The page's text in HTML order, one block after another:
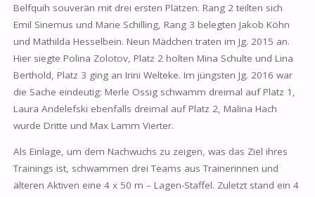
Belfquih souverän mit drei ersten Plätzen. Rang 2 teilten sich
Emil Sinemus und Marie Schilling, Rang 3 belegten Jakob Köhn
und Mathilda Hesselbein. Neun Mädchen traten im Jg. 2015 an.
Hier siegte Polina Zolotov, Platz 2 holten Mina Schulte und Lina
Berthold, Platz 3 ging an Irini Welteke. Im jüngsten Jg. 2016 war
die Sache eindeutig: Merle Ossig schwamm dreimal auf Platz 1,
Laura Andelefski ebenfalls dreimal auf Platz 2, Malina Hach
wurde Dritte und Max Lamm Vierter.
Als Einlage, um dem Nachwuchs zu zeigen, was das Ziel ihres
Trainings ist, schwammen drei Teams aus Trainerinnen und
älteren Aktiven eine 4 x 50 m – Lagen-Staffel. Zuletzt stand ein 4